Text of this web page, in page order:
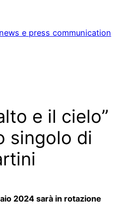
e press communication
e il cielo”
singolo di
2024 sarà in rotazione